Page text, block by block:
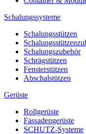
Schalungssysteme
Schalungsstützen
Schalungszubehör
Schrägstützen
Fensterstützen
Abschalstützen
Gerüste
Rollgerüste
Fassadengerüste
SCHUTZ-Systeme